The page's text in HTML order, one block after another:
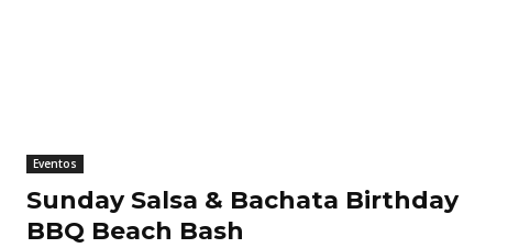
Eventos
Sunday Salsa & Bachata Birthday
BBQ Beach Bash